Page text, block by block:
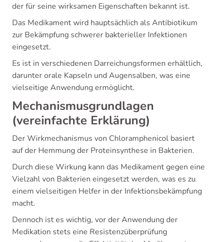
der für seine wirksamen Eigenschaften bekannt ist.
Das Medikament wird hauptsächlich als Antibiotikum
zur Bekämpfung schwerer bakterieller Infektionen
eingesetzt.
Es ist in verschiedenen Darreichungsformen erhältlich,
darunter orale Kapseln und Augensalben, was eine
vielseitige Anwendung ermöglicht.
Mechanismusgrundlagen
(vereinfachte Erklärung)
Der Wirkmechanismus von Chloramphenicol basiert
auf der Hemmung der Proteinsynthese in Bakterien.
Durch diese Wirkung kann das Medikament gegen eine
Vielzahl von Bakterien eingesetzt werden, was es zu
einem vielseitigen Helfer in der Infektionsbekämpfung
macht.
Dennoch ist es wichtig, vor der Anwendung der
Medikation stets eine Resistenzüberprüfung